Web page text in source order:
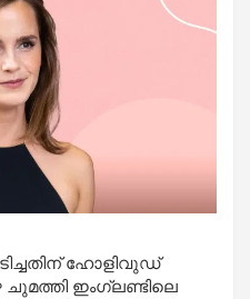
ഹോളിവുഡ്
ഇംഗ്ലണ്ടിലെ